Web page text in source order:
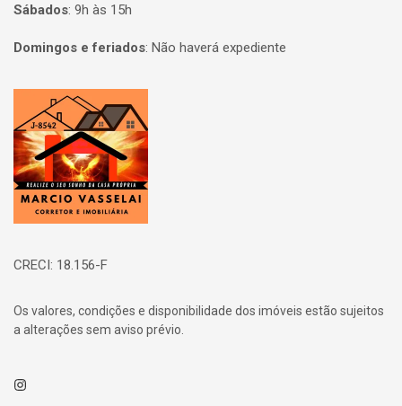
Sábados: 9h às 15h
Domingos e feriados: Não haverá expediente
Página inicial
CRECI: 18.156-F
Os valores, condições e disponibilidade dos imóveis estão sujeitos
a alterações sem aviso prévio.
Instagram